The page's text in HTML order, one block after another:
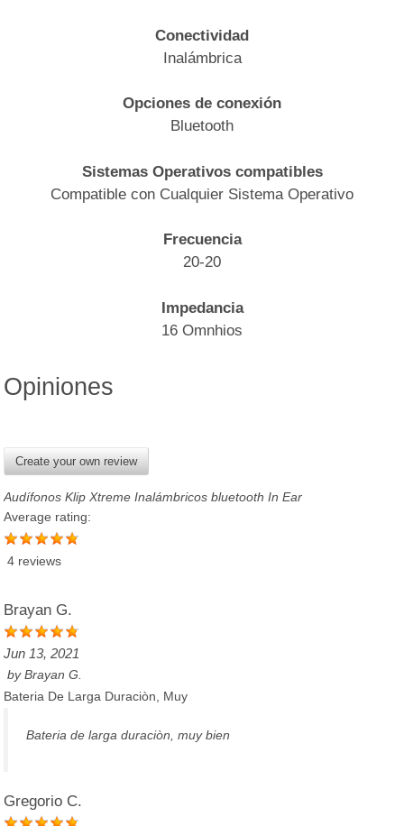
Conectividad
Inalámbrica
Opciones de conexión
Bluetooth
Sistemas Operativos compatibles
Compatible con Cualquier Sistema Operativo
Frecuencia
20-20
Impedancia
16 Omnhios
Opiniones
Create your own review
Audífonos Klip Xtreme Inalámbricos bluetooth In Ear
Average rating:
4 reviews
Brayan G.
Jun 13, 2021
byBrayan G.
Bateria De Larga Duraciòn, Muy
Bateria de larga duraciòn, muy bien
Gregorio C.